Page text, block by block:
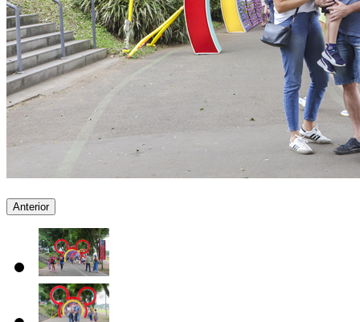
Anterior